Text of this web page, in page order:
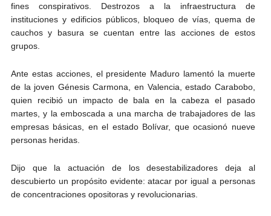
fines conspirativos. Destrozos a la infraestructura de
instituciones y edificios públicos, bloqueo de vías, quema de
cauchos y basura se cuentan entre las acciones de estos
grupos.
Ante estas acciones, el presidente Maduro lamentó la muerte
de la joven Génesis Carmona, en Valencia, estado Carabobo,
quien recibió un impacto de bala en la cabeza el pasado
martes, y la emboscada a una marcha de trabajadores de las
empresas básicas, en el estado Bolívar, que ocasionó nueve
personas heridas.
Dijo que la actuación de los desestabilizadores deja al
descubierto un propósito evidente: atacar por igual a personas
de concentraciones opositoras y revolucionarias.